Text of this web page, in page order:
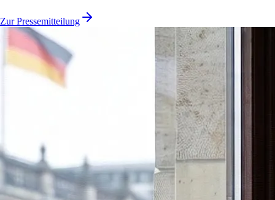
Zur Pressemitteilung